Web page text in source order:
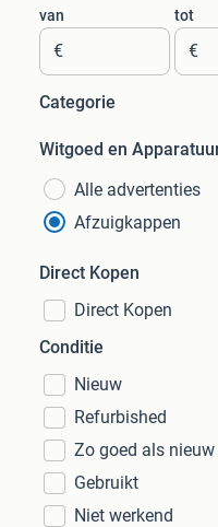
van
€
tot
€
Categorie
Witgoed en
Alle advertenties
Afzuigkappen
Direct Kopen
Direct Kopen
Conditie
Nieuw
Refurbished
Zo goed als nieuw
Gebruikt
Niet werkend